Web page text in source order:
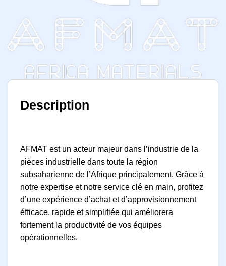
Description
AFMAT est un acteur majeur dans l’industrie de la
pièces industrielle dans toute la région
subsaharienne de l’Afrique principalement. Grâce à
notre expertise et notre service clé en main, profitez
d’une expérience d’achat et d’approvisionnement
éfficace, rapide et simplifiée qui améliorera
fortement la productivité de vos équipes
opérationnelles.